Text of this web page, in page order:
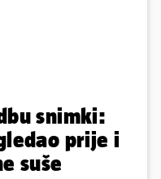
snimki:
prije i
suše